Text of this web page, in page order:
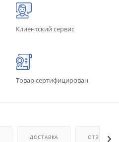
Клиентский сервис
Товар сертифицирован
ДОСТАВКА ОТЗЫВЫ